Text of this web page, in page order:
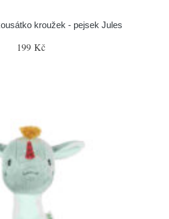
kroužek - pejsek Jules
199 Kč